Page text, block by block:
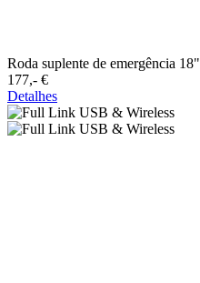
Roda suplente de emergência 18"
177,-‍ €
Detalhes